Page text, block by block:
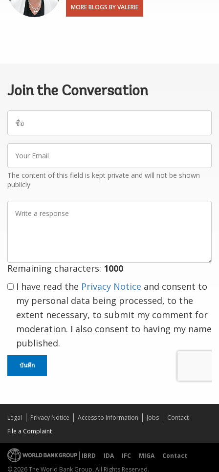
MORE BLOGS BY VALERIE
Join the Conversation
ชื่อ
Your
Email
The content of this field is kept private and will not be shown
publicly
Write
Remaining characters: 1000
I have read the Privacy Notice and consent to
my personal data being processed, to the
extent necessary, to submit my comment for
moderation. I also consent to having my name
published.
บันทึก
Legal Privacy Notice Access to Information Jobs
Contact
File a Complaint
IBRD IDA IFC MIGA
Contact
© 2026 The World Bank Group, All Rights Reserved.